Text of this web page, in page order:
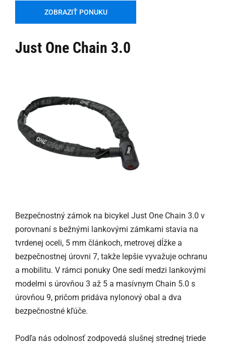
ZOBRAZIŤ PONUKU
Just One Chain 3.0
Bezpečnostný zámok na bicykel Just One Chain 3.0 v
porovnaní s bežnými lankovými zámkami stavia na
tvrdenej oceli, 5 mm článkoch, metrovej dĺžke a
bezpečnostnej úrovni 7, takže lepšie vyvažuje ochranu
a mobilitu. V rámci ponuky One sedí medzi lankovými
modelmi s úrovňou 3 až 5 a masívnym Chain 5.0 s
úrovňou 9, pričom pridáva nylonový obal a dva
bezpečnostné kľúče.
Podľa nás odolnosť zodpovedá slušnej strednej triede